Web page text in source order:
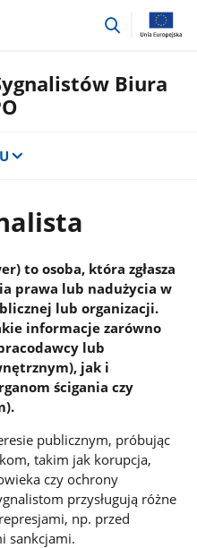
przejdź
Biura
to osoba, która zgłasza
prawa lub nadużycia w
lub organizacji.
informacje zarówno
lub
jak i
ścigania czy
publicznym, próbując
takim jak korupcja,
czy ochrony
przysługują różne
np. przed
sankcjami.